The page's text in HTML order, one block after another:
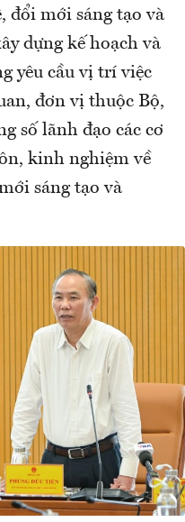
đổi mới sáng tạo và
dựng kế hoạch và
yêu cầu vị trí việc
đơn vị thuộc Bộ,
số lãnh đạo các cơ
kinh nghiệm về
sáng tạo và